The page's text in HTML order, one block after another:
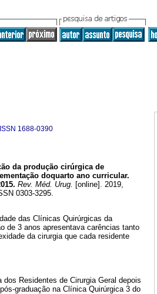
ISSN 1688-0390
da produção cirúrgica de
doquarto ano curricular.
Rev. Méd. Urug. [online]. 2019,
0303-3295.
das Clínicas Quirúrgicas da
de 3 anos apresentava carências tanto
da cirurgia que cada residente
Residentes de Cirurgia Geral depois
graduação na Clínica Quirúrgica 3 do